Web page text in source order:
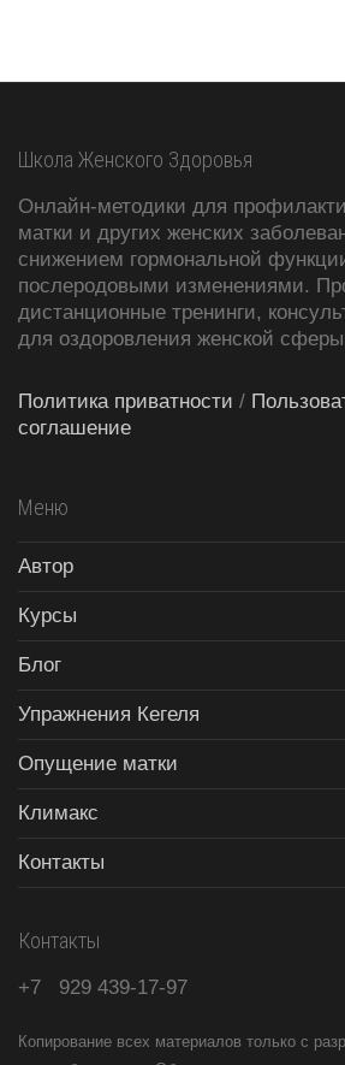
Школа Женского Здоровья
Онлайн-методики для
матки и других женских
снижением гормональной
послеродовыми изменениями.
дистанционные тренинги,
для оздоровления женской
Политика приватности /
соглашение
Меню
Автор
Курсы
Блог
Упражнения Кегеля
Опущение матки
Климакс
Контакты
Контакты
+7 929 439-17-97
Копирование всех материалов только с